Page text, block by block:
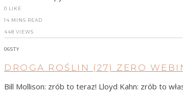
0 LIKE
14 MINS READ
448 VIEWS
06STY
DROGA ROŚLIN (27) ZERO
Bill Mollison: zrób to teraz! Lloyd Kahn: zrób to